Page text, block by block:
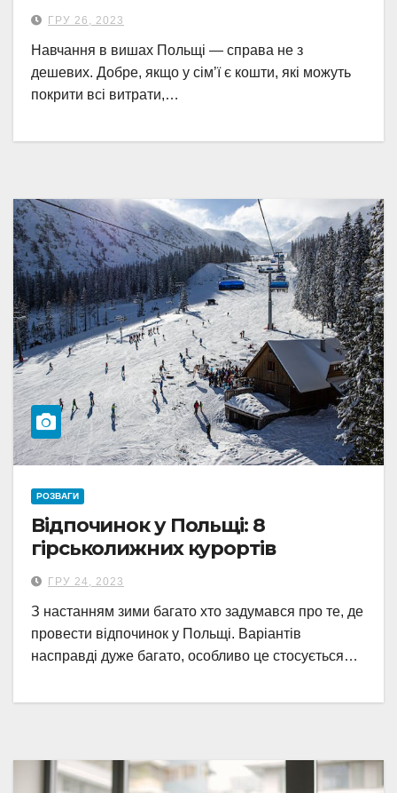
ГРУ 26, 2023
Навчання в вишах Польщі — справа не з
дешевих. Добре, якщо у сімʼї є кошти, які можуть
покрити всі витрати,…
РОЗВАГИ
Відпочинок у Польщі: 8
гірськолижних курортів
ГРУ 24, 2023
З настанням зими багато хто задумався про те, де
провести відпочинок у Польщі. Варіантів
насправді дуже багато, особливо це стосується…